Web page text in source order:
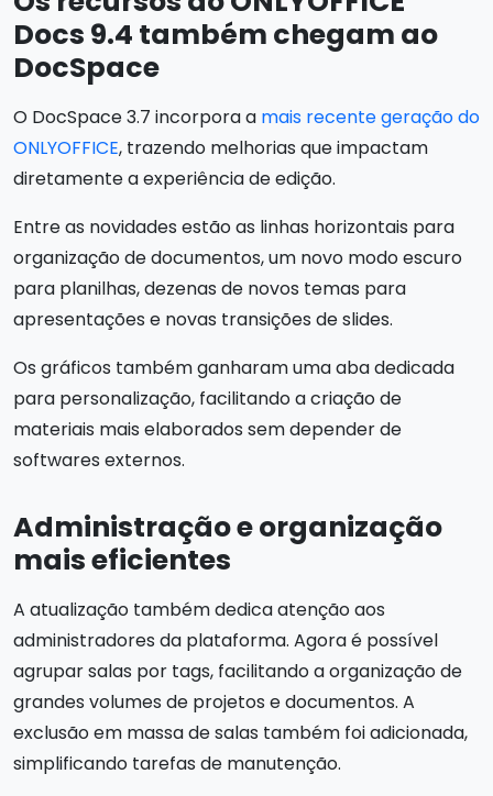
Docs 9.4 também chegam ao
DocSpace
O DocSpace 3.7 incorpora a mais recente geração do
ONLYOFFICE, trazendo melhorias que impactam
diretamente a experiência de edição.
Entre as novidades estão as linhas horizontais para
organização de documentos, um novo modo escuro
para planilhas, dezenas de novos temas para
apresentações e novas transições de slides.
Os gráficos também ganharam uma aba dedicada
para personalização, facilitando a criação de
materiais mais elaborados sem depender de
softwares externos.
Administração e organização
mais eficientes
A atualização também dedica atenção aos
administradores da plataforma. Agora é possível
agrupar salas por tags, facilitando a organização de
grandes volumes de projetos e documentos. A
exclusão em massa de salas também foi adicionada,
simplificando tarefas de manutenção.